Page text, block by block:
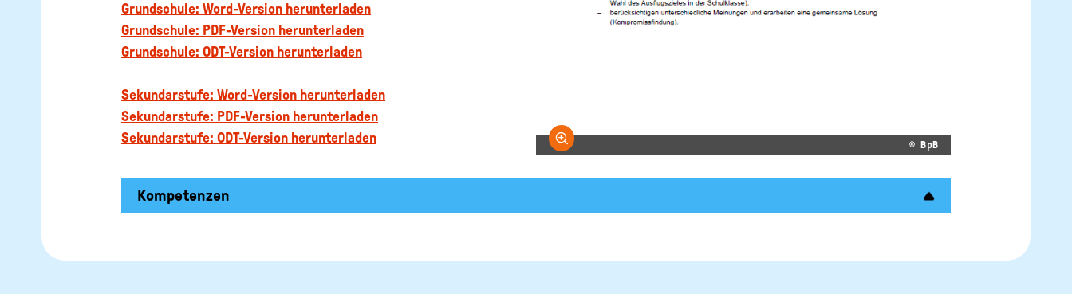
Bild vergrößern
© BpB
Grundschule: Word-Version herunterladen
Grundschule: PDF-Version herunterladen
Grundschule: ODT-Version herunterladen
Sekundarstufe: Word-Version herunterladen
Sekundarstufe: PDF-Version herunterladen
Sekundarstufe: ODT-Version herunterladen
Kompetenzen